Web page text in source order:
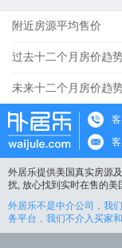
附近房源平均售价
过去十二个月房价趋
未来十二个月房价趋
外居乐提供美国真实房源
扰, 放心找到实时在售的美
外居乐不是中介公司，我
务平台，我们不介入买家